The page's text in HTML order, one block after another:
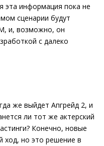
эта информация пока не
сценарии будут
и, возможно, он
с далеко
же выйдет Апгрейд 2, и
ли тот же актерский
Конечно, новые
ход, но это решение в